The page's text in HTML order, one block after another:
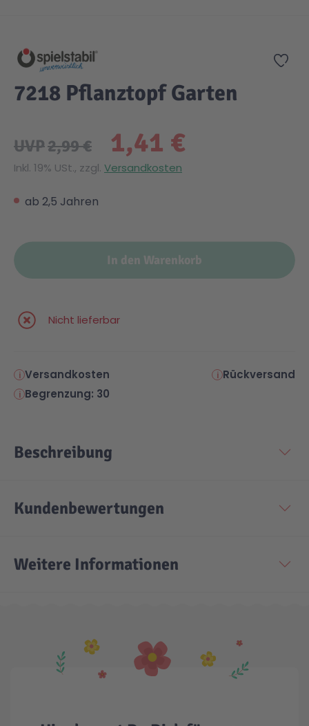
Zur
7218 Pflanztopf Garten
1,41 €
UVP2,99 €
Inkl. 19% USt., zzgl. Versandkosten
ab 2,5 Jahren
In den Warenkorb
Nicht lieferbar
Versandkosten
Rückversand
Begrenzung: 30
Beschreibung
Kundenbewertungen
Weitere Informationen